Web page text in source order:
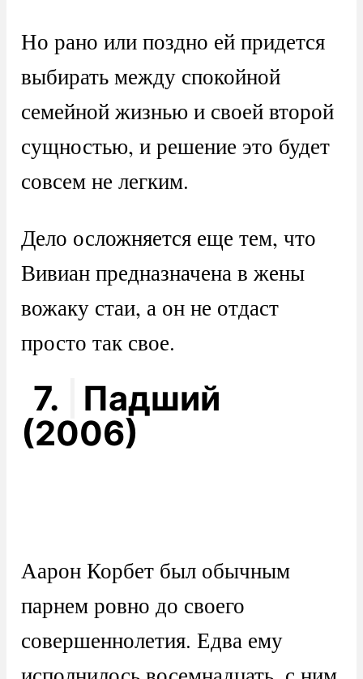
Но рано или поздно ей придется
выбирать между спокойной
семейной жизнью и своей второй
сущностью, и решение это будет
совсем не легким.
Дело осложняется еще тем, что
Вивиан предназначена в жены
вожаку стаи, а он не отдаст
просто так свое.
7.
Падший
(2006)
Аарон Корбет был обычным
парнем ровно до своего
совершеннолетия. Едва ему